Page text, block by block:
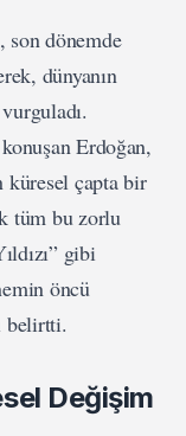
son dönemde
dünyanın
Erdoğan,
küresel çapta bir
tüm bu zorlu
gibi
öncü
belirtti.
Değişim